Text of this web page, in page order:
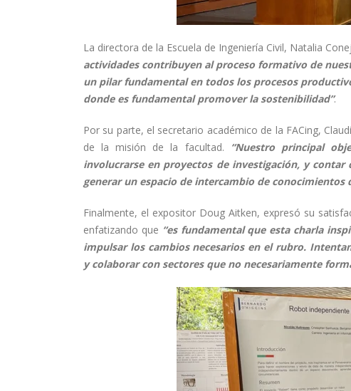
La directora de la Escuela de Ingeniería Civil, Natalia
actividades contribuyen al proceso formativo de
un pilar fundamental en todos los procesos
donde es fundamental promover la sostenibilidad”.
Por su parte, el secretario académico de la FACing,
de la misión de la facultad.
“Nuestro principal
involucrarse en proyectos de investigación, y
generar un espacio de intercambio de conocimientos
Finalmente, el expositor Doug Aitken, expresó su
enfatizando que “es fundamental que esta charla
impulsar los cambios necesarios en el rubro.
y colaborar con sectores que no necesariamente